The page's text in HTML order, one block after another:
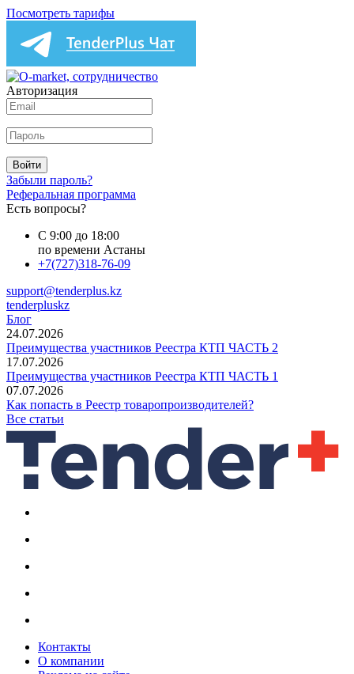
Посмотреть тарифы
Авторизация
Войти
Забыли пароль?
Реферальная программа
Есть вопросы?
С 9:00 до 18:00
по времени Астаны
+7(727)318-76-09
support@tenderplus.kz
tenderpluskz
Блог
24.07.2026
Преимущества участников Реестра КТП ЧАСТЬ 2
17.07.2026
Преимущества участников Реестра КТП ЧАСТЬ 1
07.07.2026
Как попасть в Реестр товаропроизводителей?
Все статьи
Контакты
О компании